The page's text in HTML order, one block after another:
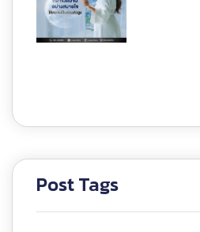
Post Tags